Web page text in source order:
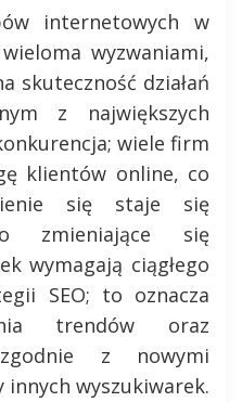
internetowych w
wyzwaniami,
skuteczność działań
z największych
wiele firm
klientów online, co
się staje się
zmieniające się
wymagają ciągłego
SEO; to oznacza
trendów oraz
z nowymi
innych wyszukiwarek.